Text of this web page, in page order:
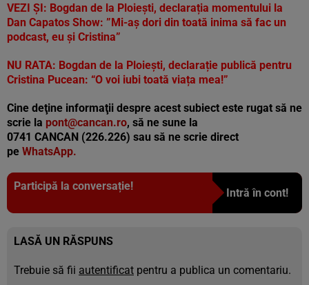
VEZI ȘI: Bogdan de la Ploiești, declarația momentului la
Dan Capatos Show: ”Mi-aș dori din toată inima să fac un
podcast, eu și Cristina”
NU RATA: Bogdan de la Ploiești, declarație publică pentru
Cristina Pucean: “O voi iubi toată viața mea!”
Cine deţine informaţii despre acest subiect este rugat să ne
scrie la pont@cancan.ro, să ne sune la
0741 CANCAN (226.226) sau să ne scrie direct
pe WhatsApp.
Participă la conversație!
Intră în cont!
LASĂ UN RĂSPUNS
Trebuie să fii autentificat pentru a publica un comentariu.